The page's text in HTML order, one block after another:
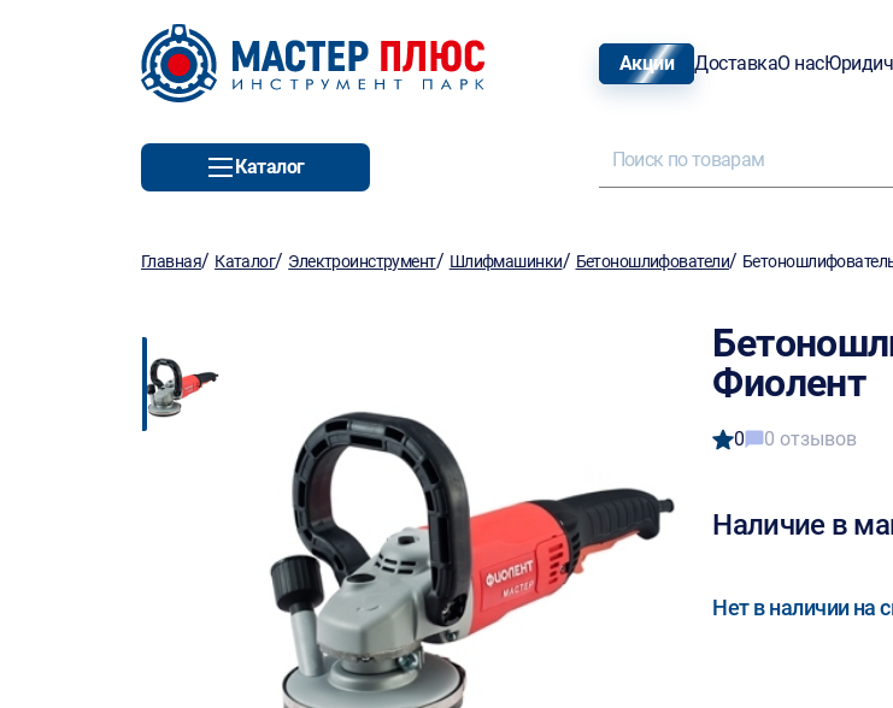
Акции ДоставкаО нас
Каталог
Главная/ Каталог/ Электроинструмент/ Шлифмашинки/ Бетоношлифователи/
Фиолент
0 0 отзывов
Наличие в
Нет в наличии на